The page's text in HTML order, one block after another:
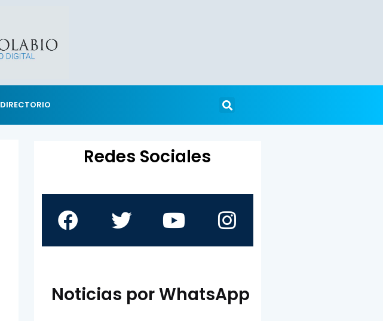
DIRECTORIO
Redes Sociales
Noticias por WhatsApp